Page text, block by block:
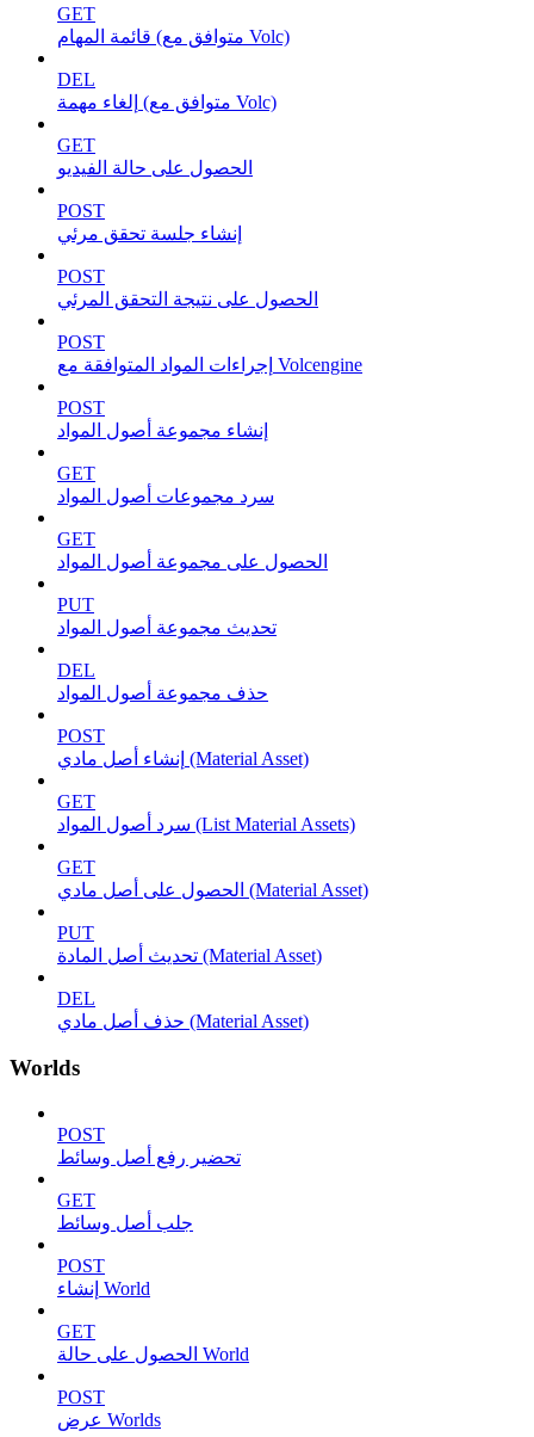
GET
قائمة المهام (متوافق مع Volc)
DEL
إلغاء مهمة (متوافق مع Volc)
GET
الحصول على حالة الفيديو
POST
إنشاء جلسة تحقق مرئي
POST
الحصول على نتيجة التحقق المرئي
POST
إجراءات المواد المتوافقة مع Volcengine
POST
إنشاء مجموعة أصول المواد
GET
سرد مجموعات أصول المواد
GET
الحصول على مجموعة أصول المواد
PUT
تحديث مجموعة أصول المواد
DEL
حذف مجموعة أصول المواد
POST
إنشاء أصل مادي (Material Asset)
GET
سرد أصول المواد (List Material Assets)
GET
الحصول على أصل مادي (Material Asset)
PUT
تحديث أصل المادة (Material Asset)
DEL
حذف أصل مادي (Material Asset)
Worlds
POST
تحضير رفع أصل وسائط
GET
جلب أصل وسائط
POST
إنشاء World
GET
الحصول على حالة World
POST
عرض Worlds